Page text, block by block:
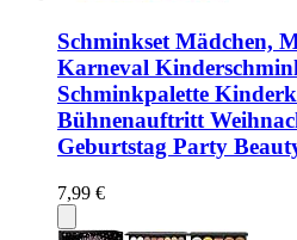
Schminkset Mädchen,
Karneval
Schminkpalette
Bühnenauftritt
Geburtstag Party
7,99 €